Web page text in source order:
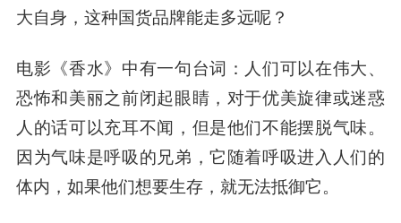
大自身， 这种国货品牌能走多远呢？
电影《香水》中有一句台词：人们可以在伟大、
恐怖和美丽之前闭起眼睛，对于优美旋律或迷惑
人的话可以充耳不闻，但是他们不能摆脱气味。
因为气味是呼吸的兄弟，它随着呼吸进入人们的
体内，如果他们想要生存，就无法抵御它。